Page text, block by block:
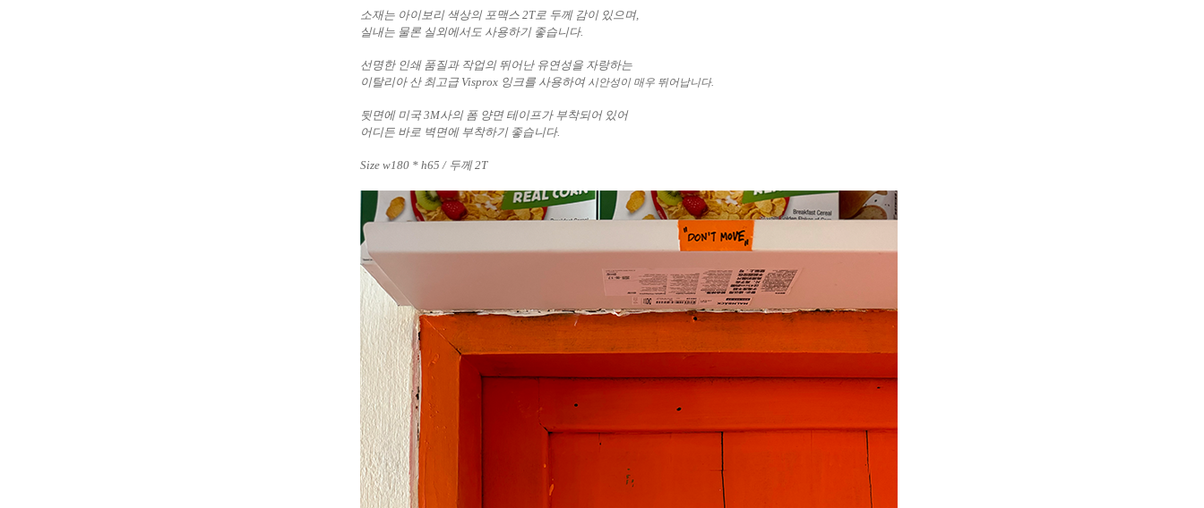
소재는 아이보리 색상의 포맥스 2T로 두께 감이 있으며,
실내는 물론 실외에서도 사용하기 좋습니다.
선명한 인쇄 품질과 작업의 뛰어난 유연성을 자랑하는
이탈리아 산 최고급 Visprox 잉크를 사용하여 시안성이 매우 뛰어납니다.
뒷면에 미국 3M사의 폼 양면 테이프가 부착되어 있어
어디든 바로 벽면에 부착하기 좋습니다.
Size w180 * h65 / 두께 2T